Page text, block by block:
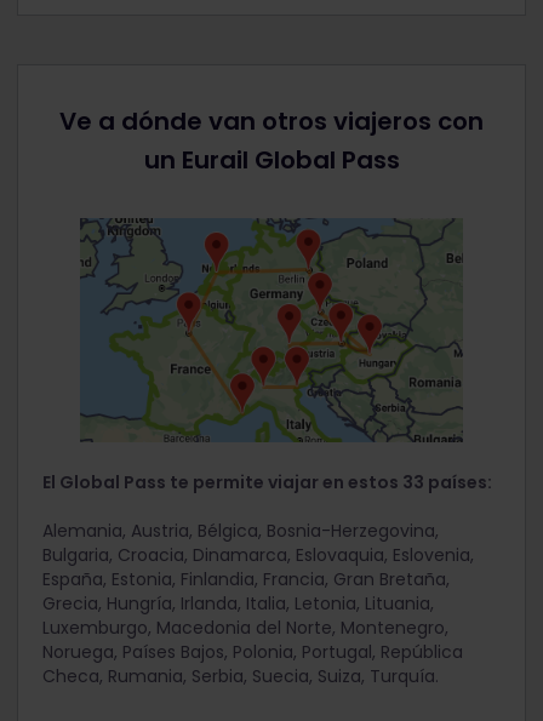
Ve a dónde van otros viajeros con
un Eurail Global Pass
El Global Pass te permite viajar en estos 33 países:
Alemania, Austria, Bélgica, Bosnia-Herzegovina,
Bulgaria, Croacia, Dinamarca, Eslovaquia, Eslovenia,
España, Estonia, Finlandia, Francia, Gran Bretaña,
Grecia, Hungría, Irlanda, Italia, Letonia, Lituania,
Luxemburgo, Macedonia del Norte, Montenegro,
Noruega, Países Bajos, Polonia, Portugal, República
Checa, Rumania, Serbia, Suecia, Suiza, Turquía.